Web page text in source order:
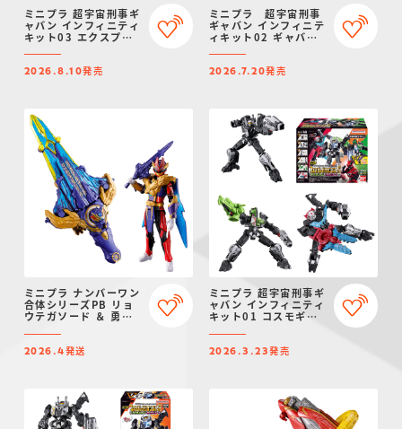
ミニプラ 超宇宙刑事ギ
ャバン インフィニティ
キット03 エクスプレ
2026.8.10発売
ミニプラ 超宇宙刑事
ギャバン インフィニテ
ィキット02 ギャバリ
2026.7.20発売
ミニプラ ナンバーワン
合体シリーズPB リョ
ウテガソード ＆ 勇動
ルフ【プレミアムバン
ダイ限定】
2026.4発送
ミニプラ 超宇宙刑事ギ
ャバン インフィニティ
キット01 コスモギャ
ャバリオンクレーン ＆
ギャバリオンレーザー
2026.3.23発売